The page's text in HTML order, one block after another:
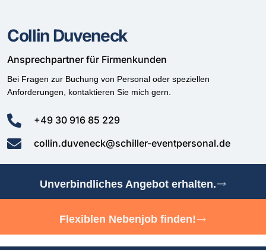
Collin Duveneck
Ansprechpartner für Firmenkunden
Bei Fragen zur Buchung von Personal oder speziellen
Anforderungen, kontaktieren Sie mich gern.
+49 30 916 85 229
collin.duveneck@schiller-eventpersonal.de
Unverbindliches Angebot erhalten.
Flexiblen Nebenjob finden!